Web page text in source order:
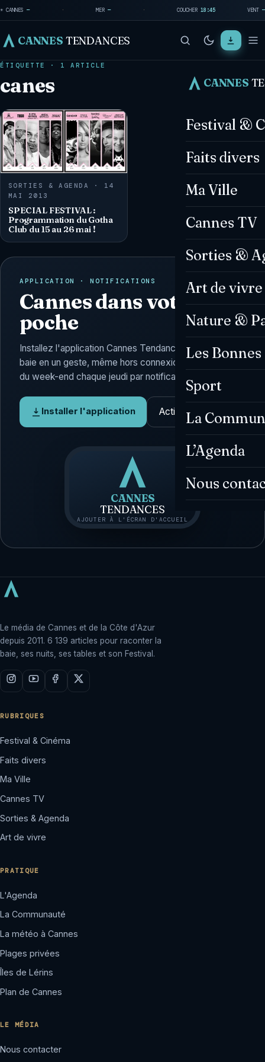
☀ CANNES — · MER— · COUCHER18:45 VENT —
CANNES TENDANCES
CANNES
Festival &
Faits divers
Ma Ville
Cannes TV
Sorties &
Art de vivre
Nature &
Les
Sport
La
L’Agenda
Nous
ÉTIQUETTE · 1 ARTICLE
canes
SORTIES & AGENDA · 14
MAI 2013
SPECIAL FESTIVAL :
Programmation du Gotha
Club du 15 au 26 mai !
APPLICATION · NOTIFICATIONS
Cannes dans votre
poche
Installez l'application Cannes Tendances : l'actu de la
baie en un geste, même hors connexion, et l'Agenda
du week-end chaque jeudi par notification.
Installer l'application Activer les alertes
CANNES
TENDANCES
AJOUTER À L'ÉCRAN D'ACCUEIL
Le média de Cannes et de la Côte d'Azur
depuis 2011. 6 139 articles pour raconter la
baie, ses nuits, ses tables et son Festival.
RUBRIQUES
Festival & Cinéma
Faits divers
Ma Ville
Cannes TV
Sorties & Agenda
Art de vivre
PRATIQUE
L'Agenda
La Communauté
La météo à Cannes
Plages privées
Îles de Lérins
Plan de Cannes
LE MÉDIA
Nous contacter